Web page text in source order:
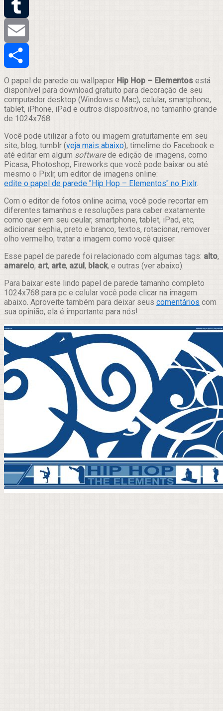
Twitter
Tumblr
Email
Compartilhar
O papel de parede ou wallpaper Hip Hop – Elementos está
disponível para download gratuito para decoração de seu
computador desktop (Windows e Mac), celular, smartphone,
tablet, iPhone, iPad e outros dispositivos, no tamanho grande
de 1024x768.
Você pode utilizar a foto ou imagem gratuitamente em seu
site, blog, tumblr (veja mais abaixo), timelime do Facebook e
até editar em algum softwarede edição de imagens, como
Picasa, Photoshop, Fireworks que você pode baixar ou até
mesmo o Pixlr, um editor de imagens online:
edite o papel de parede "Hip Hop – Elementos" no Pixlr.
Com o editor de fotos online acima, você pode recortar em
diferentes tamanhos e resoluções para caber exatamente
como quer em seu ceular, smartphone, tablet, iPad, etc,
adicionar sephia, preto e branco, textos, rotacionar, remover
olho vermelho, tratar a imagem como você quiser.
Esse papel de parede foi relacionado com algumas tags: alto,
amarelo, art, arte, azul, black, e outras (ver abaixo).
Para baixar este lindo papel de parede tamanho completo
1024x768 para pc e celular você pode clicar na imagem
abaixo. Aproveite também para deixar seus comentários com
sua opinião, ela é importante para nós!